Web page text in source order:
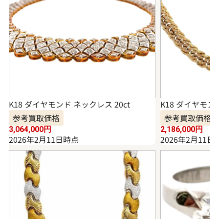
K18 ダイヤモンド ネックレス 20ct
参考買取価格
3,064,000円
2026年2月11日時点
K18 ダイヤモン
参考買取価格
2,186,000円
2026年2月11日